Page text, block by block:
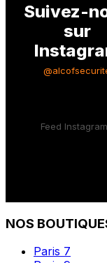
Suivez-
sur
Feed
NOS
Paris 7